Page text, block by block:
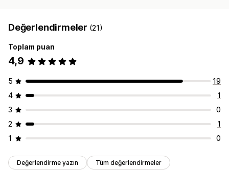
Değerlendirmeler (21)
Toplam puan
4,9
5
19
4
1
3
0
2
1
1
0
Değerlendirme yazın Tüm değerlendirmeler